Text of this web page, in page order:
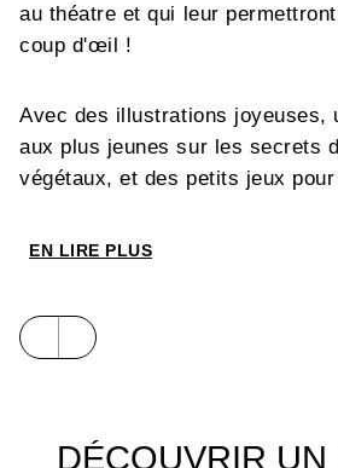
au théatre et qui leur
coup d'œil !
Avec des illustrations joyeuses,
aux plus jeunes sur les secrets
végétaux, et des petits jeux
EN LIRE PLUS
DÉCOUVRIR UN